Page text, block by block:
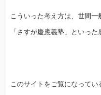
こういった考え方は、世間一
「さすが慶應義塾」といった
このサイトをご覧になって